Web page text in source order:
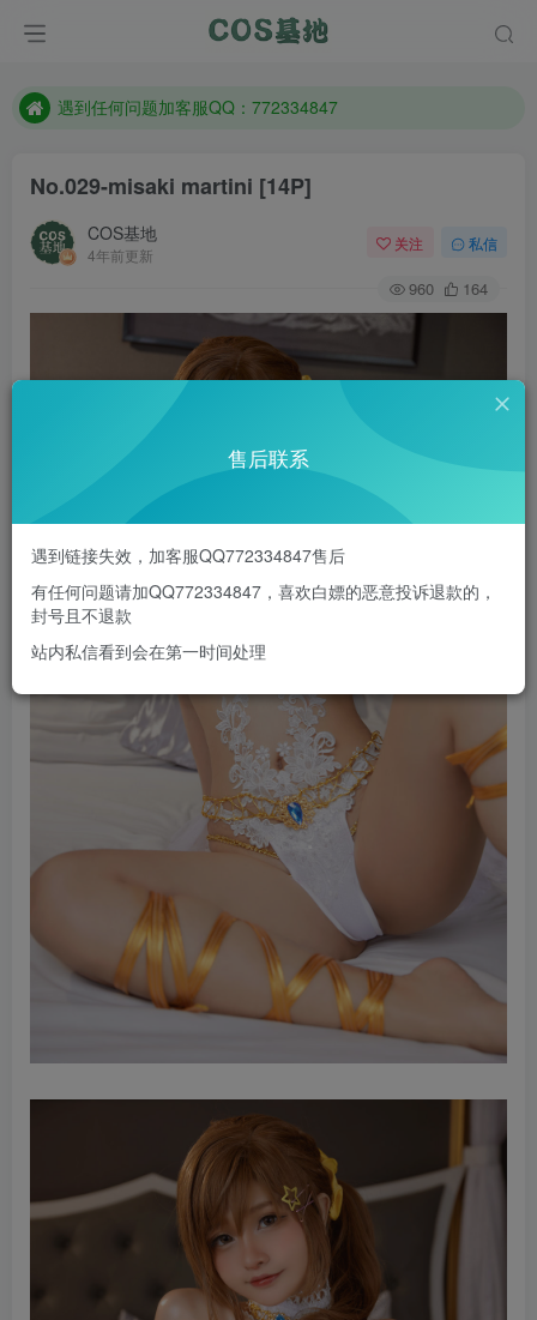
防失联：百度搜索《一七天佳》，实时查看最新站点。
遇到任何问题加客服QQ：772334847
No.029-misaki martini [14P]
COS基地
4年前更新
关注 私信
960 164
售后联系
遇到链接失效，加客服QQ772334847售后
有任何问题请加QQ772334847，喜欢白嫖的恶意投诉退款的，
封号且不退款
站内私信看到会在第一时间处理